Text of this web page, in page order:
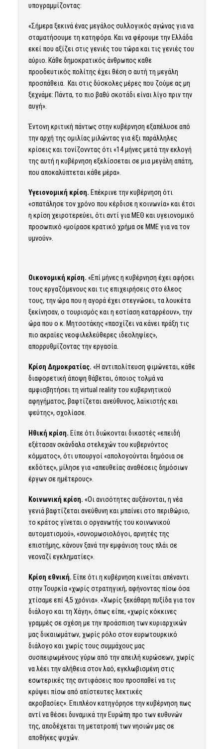
υπογραμμίζοντας:
«Σήμερα ξεκινά ένας μεγάλος συλλογικός αγώνας για να
σταματήσουμε τη κατηφόρα. Και να φέρουμε την Ελλάδα
εκεί που αξίζει στις γενιές του τώρα και τις γενιές του
αύριο. Κάθε δημοκρατικός άνθρωπος καθε
προοδευτικός πολίτης έχει θέση σ αυτή τη μεγάλη
προσπάθεια. Και στις δύσκολες μέρες που ζούμε ας μη
ξεχνάμε: Πάντα, το πιο βαθύ σκοτάδι είναι λίγο πριν την
αυγή».
Έντονη κριτική πάντως στην κυβέρνηση εξαπέλυσε από
την αρχή της ομιλίας μιλώντας για έξι παράλληλες
κρίσεις και τονίζονντας ότι «14 μήνες μετά την εκλογή
της αυτή η κυβέρνηση εξελίσσεται σε μια μεγάλη απάτη,
που αποκαλύπτεται κάθε μέρα».
Υγειονομική κρίση. Επέκρινε την κυβέρνηση ότι
«σπατάλησε τον χρόνο που κέρδισε η κοινωνία» και έτσι
η κρίση χειροτερεύει, ότι αντί για ΜΕΘ και υγειονομικό
προσωπικό «μοίρασε κρατικό χρήμα σε ΜΜΕ για να τον
υμνούν».
Οικονομική κρίση. «Επί μήνες η κυβέρνηση έχει αφήσει
τους εργαζόμενους και τις επιχειρήσεις στο έλεος
τους, την ώρα που η αγορά έχει στεγνώσει, τα λουκέτα
ξεκίνησαν, ο τουρισμός και η εστίαση καταρρέουν», την
ώρα που ο κ. Μητσοτάκης «πασχίζει να κάνει πράξη τις
πιο ακραίες νεοφιλελεύθερες ιδεοληψίες»,
απορρυθμίζοντας την εργασία.
Κρίση Δημοκρατίας. «Η αντιπολίτευση φιμώνεται, κάθε
διαφορετική άποψη θάβεται, όποιος τολμά να
αμφισβητήσει τη virtual reality του κυβερνητικού
αφηγήματος, βαφτίζεται ανεύθυνος, λαϊκιστής και
ψεύτης», σχολίασε.
Ηθική κρίση. Είπε ότι διώκονται δικαστές «επειδή
εξέτασαν σκάνδαλα στελεχών του κυβερνόντος
κόμματος», ότι υπουργοί «απολογούνται δημόσια σε
εκδότες», μίλησε για «απευθείας αναθέσεις δημόσιων
έργων σε ημέτερους».
Κοινωνική κρίση. «Οι ανισότητες αυξάνονται, η νέα
γενιά βαφτίζεται ανεύθυνη και μπαίνει στο περιθώριο,
το κράτος γίνεται ο οργανωτής του κοινωνικού
αυτοματισμού», «συνομωσιολόγοι, αρνητές της
επιστήμης, κάνουν ξανά την εμφάνιση τους πλάι σε
νεοναζί εγκληματίες».
Κρίση εθνική. Είπε ότι η κυβέρνηση κινείται απέναντι
στην Τουρκία «χωρίς στρατηγική, αφήνοντας πίσω όσα
χτίσαμε επί 4,5 χρόνια». «Χωρίς ξεκάθαρη πυξίδα για τον
διάλογο και τη Χάγη», όπως είπε, «χωρίς κόκκινες
γραμμές σε σχέση με την προάσπιση των κυριαρχικών
μας δικαιωμάτων, χωρίς ρόλο στον ευρωτουρκικό
διάλογο και χωρίς τους συμμάχους μας
συσπειρωμένους γύρω από την απειλή κυρώσεων, χωρίς
να λέει την αλήθεια στον λαό, εγκλωβισμένη στις
εσωτερικές της αντιφάσεις που προσπαθεί να τις
κρύψει πίσω από απίστευτες λεκτικές
ακροβασίες». Επιπλέον κατηγόρησε την κυβέρνηση πως
αντί να θέσει δυναμικά την Ευρώπη προ των ευθυνών
της, αποδέχεται τη μετατροπή των νησιών μας σε
αποθήκες ψυχών.